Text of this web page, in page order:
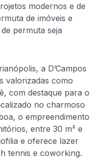
modernos e de
de imóveis e
permuta seja
a D’Campos
valorizadas como
com destaque para o
no charmoso
o empreendimento
entre 30 m² e
e oferece lazer
tennis e coworking.